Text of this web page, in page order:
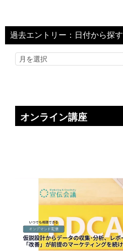
過去エントリー：日付から探す
オンライン講座